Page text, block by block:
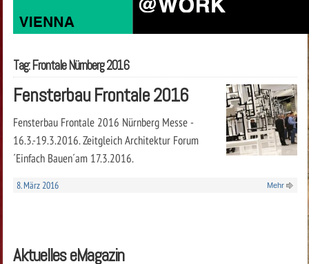
Tag: Frontale Nürnberg 2016
Fensterbau Frontale 2016
Fensterbau Frontale 2016 Nürnberg Messe -
16.3.-19.3.2016. Zeitgleich Architektur Forum
´Einfach Bauen´am 17.3.2016.
8. März 2016 Mehr
Aktuelles eMagazin